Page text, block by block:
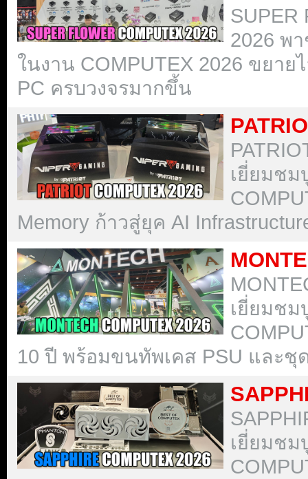
SUPER
2026 พ
ในงาน COMPUTEX 2026 ขยา
PC ครบวงจรมากขึ้น
เยี่ยมชม
Memory ก้าวสู่ยุค AI
เยี่ยมชม
10 ปี พร้อมขนทัพเคส PSU และ
เยี่ยมชม